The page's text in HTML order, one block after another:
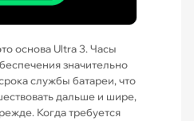
основа Ultra 3. Часы
значительно
службы батареи, что
дальше и шире,
Когда требуется